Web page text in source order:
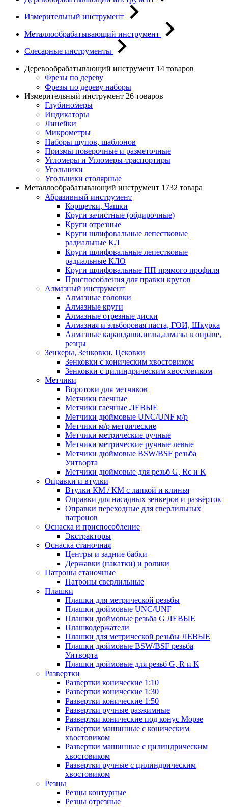
Измерительный инструмент
Металлообрабатывающий инструмент
Слесарные инструменты
Деревообрабатывающий инструмент 14 товаров
Фрезы по дереву
Фрезы по дереву наборы
Измерительный инструмент 26 товаров
Глубиномеры
Индикаторы
Линейки
Микрометры
Наборы щупов, шаблонов
Призмы поверочные и разметочные
Угломеры и Угломеры-траспортиры
Угольники
Угольники столярные
Металлообрабатывающий инструмент 1732 товара
Абразивный инструмент
Корщетки, Чашки
Круги зачистные (обдирочные)
Круги отрезные
Круги шлифовальные лепестковые
радиальные КЛ
Круги шлифовальные лепестковые
радиальные КЛО
Круги шлифовальные ПП прямого профиля
Приспособления для правки кругов
Алмазный инструмент
Алмазные головки
Алмазные круги
Алмазные отрезные диски
Алмазная и эльборовая паста, ГОИ, Шкурка
Алмазные карандаши,иглы,алмазы в оправе,
резцы
Зенкеры, Зенковки, Цековки
Зенковки с коническим хвостовиком
Зенковки с цилиндрическим хвостовиком
Метчики
Воротоки для метчиков
Метчики гаечные
Метчики гаечные ЛЕВЫЕ
Метчики дюймовые UNC/UNF м/р
Метчики м/р метрические
Метчики метрические ручные
Метчики метрические ручные левые
Метчики дюймовые BSW/BSF резьба
Уитворта
Метчики дюймовые для резьб G, Rc и K
Оправки и втулки
Втулки КМ / КМ с лапкой и клинья
Оправки для насадных зенкеров и развёрток
Оправки переходные для сверлильных
патронов
Оснаска и приспособление
Экстракторы
Оснаска станочная
Центры и задние бабки
Державки (накатки) и ролики
Патроны станочные
Патроны сверлильные
Плашки
Плашки для метрической резьбы
Плашки дюймовые UNC/UNF
Плашки дюймовые резьба G ЛЕВЫЕ
Плашкодержатели
Плашки для метрической резьбы ЛЕВЫЕ
Плашки дюймовые BSW/BSF резьба
Уитворта
Плашки дюймовые для резьб G, R и K
Развертки
Развертки конические 1:10
Развертки конические 1:30
Развертки конические 1:50
Развертки ручные разжимные
Развертки конические под конус Морзе
Развертки машинные с коническим
хвостовиком
Развертки машинные с цилиндрическим
хвостовиком
Развертки ручные с цилиндрическим
хвостовиком
Резцы
Резцы контурные
Резцы отрезные